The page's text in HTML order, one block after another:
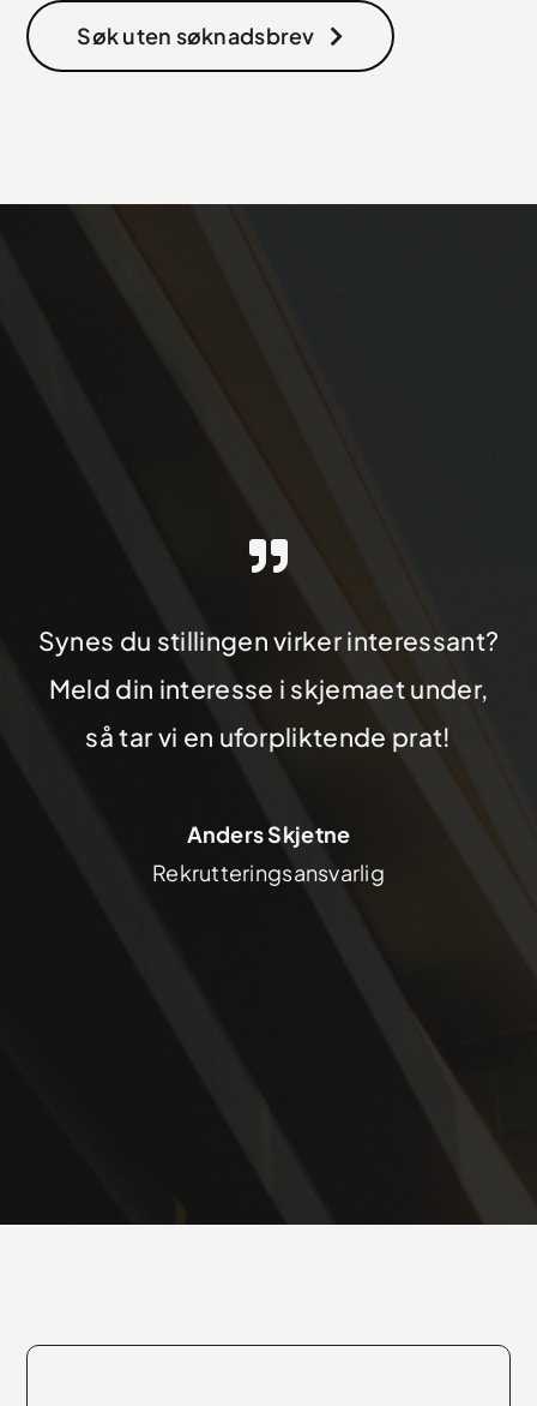
Søk uten søknadsbrev
Synes du stillingen virker interessant?
Meld din interesse i skjemaet under,
så tar vi en uforpliktende prat!
Anders Skjetne
Rekrutteringsansvarlig